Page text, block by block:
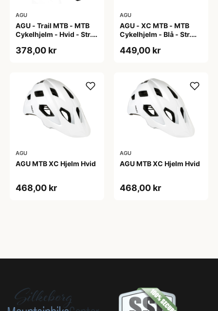
AGU
AGU - Trail MTB - MTB
Cykelhjelm - Hvid - Str.
378,00 kr
AGU
AGU - XC MTB - MTB
Cykelhjelm - Blå - Str.
449,00 kr
AGU
AGU MTB XC Hjelm Hvid
468,00 kr
AGU
AGU MTB XC Hjelm Hvid
468,00 kr